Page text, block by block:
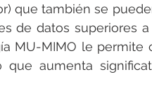
que también se
de datos superiores a
MU-MIMO le permite
aumenta